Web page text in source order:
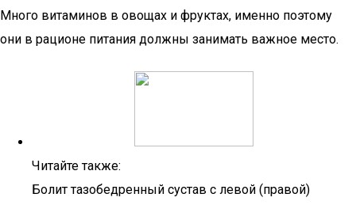
Много витаминов в овощах и фруктах, именно поэтому
они в рационе питания должны занимать важное место.
Читайте также:
Болит тазобедренный сустав с левой (правой)